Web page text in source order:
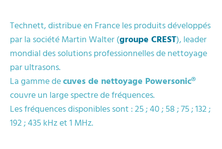
Technett, distribue en France les produits développés
par la société Martin Walter (groupe CREST), leader
mondial des solutions professionnelles de nettoyage
par ultrasons.
La gamme decuves de nettoyage Powersonic®
couvre un large spectre de fréquences.
Les fréquences disponibles sont : 25 ; 40 ; 58 ; 75 ; 132 ;
192 ; 435 kHz et 1 MHz.